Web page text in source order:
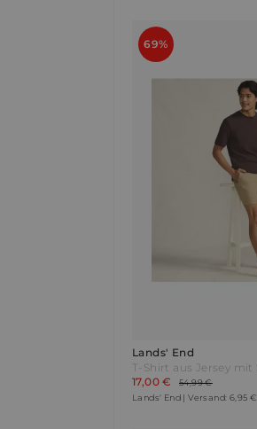
69%
Lands' End
17,00 €
54,99 €
Lands' End | Versand: 6,95 €